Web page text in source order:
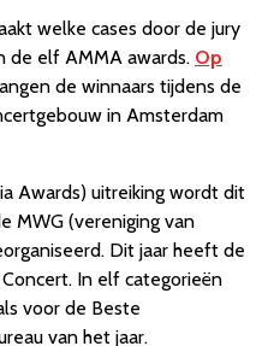
welke cases door de jury
de elf AMMA awards. Op
de winnaars tijdens de
in Amsterdam
Awards) uitreiking wordt dit
MWG (vereniging van
Dit jaar heeft de
In elf categorieën
voor de Beste
van het jaar.